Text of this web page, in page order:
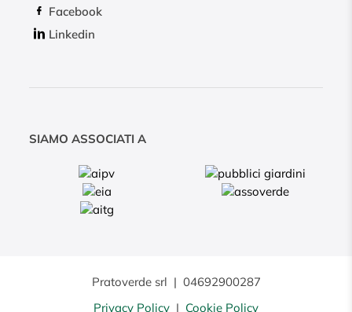
Facebook
Linkedin
SIAMO ASSOCIATI A
Pratoverde srl | 04692900287
Privacy Policy | Cookie Policy